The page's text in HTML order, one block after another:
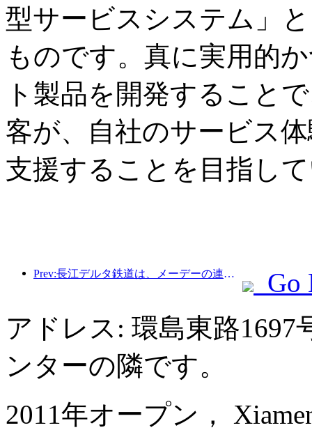
型サービスシステム」
ものです。真に実用的
ト製品を開発すること
客が、自社のサービス
支援することを目指し
Prev:長江デルタ鉄道は、メーデーの連休期間中に2138万人以上の乗客を輸送した。
Go
アドレス: 環島東路
ンターの隣です。
2011年オープン，